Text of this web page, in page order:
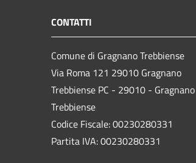
CONTATTI
Comune di Gragnano Trebbiense
Via Roma 121 29010 Gragnano
Trebbiense PC - 29010 - Gragnano
Trebbiense
Codice Fiscale: 00230280331
Partita IVA: 00230280331